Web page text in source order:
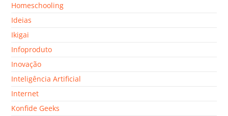
Homeschooling
Ideias
Ikigai
Infoproduto
Inovação
Inteligência Artificial
Internet
Konfide Geeks